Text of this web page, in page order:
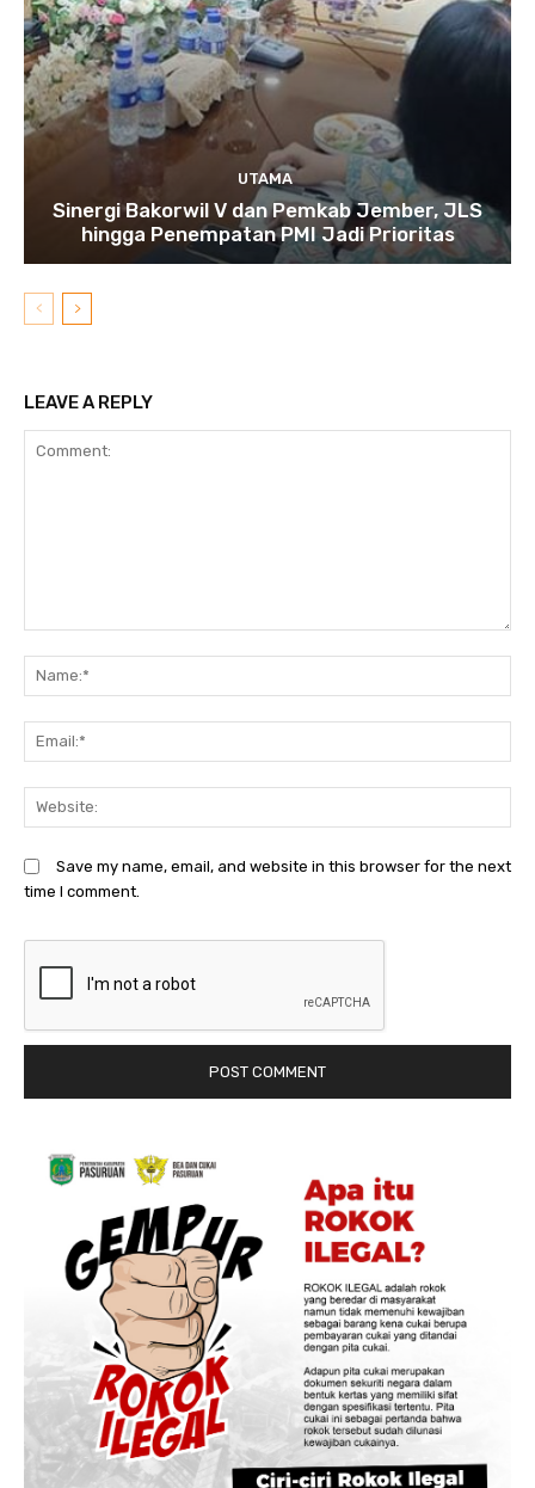
UTAMA
Sinergi Bakorwil V dan Pemkab Jember, JLS
hingga Penempatan PMI Jadi Prioritas
LEAVE A REPLY
Save my name, email, and website in this browser for the next
time I comment.